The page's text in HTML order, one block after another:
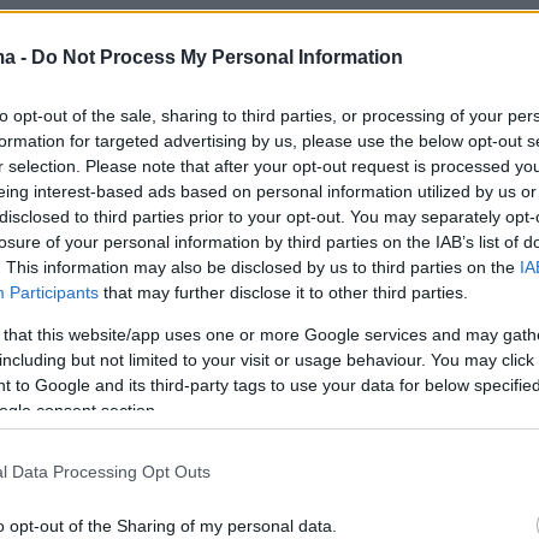
- Do Not Process My Personal Information
opt-out of the sale, sharing to third parties, or processing of your
for targeted advertising by us, please use the below opt-out
selection. Please note that after your opt-out request is processed
interest-based ads based on personal information utilized by us
to third parties prior to your opt-out. You may separately
of your personal information by third parties on the IAB’s list of
This information may also be disclosed by us to third parties on the
Participants that may further disclose it to other third parties.
that this website/app uses one or more Google services and may
but not limited to your visit or usage behaviour. You may
to Google and its third-party tags to use your data for below
consent section.
Data Processing Opt Outs
opt-out of the Sharing of my personal data.
του αγώνα όλο το γήπεδο τον έβρισε ξανά
φυσούνα.